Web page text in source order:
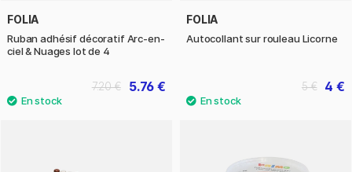
FOLIA
Ruban adhésif décoratif Arc-en-
ciel & Nuages lot de 4
5.76 €
7.20 €
FOLIA
Autocollant sur rouleau Licorne
4 €
5 €